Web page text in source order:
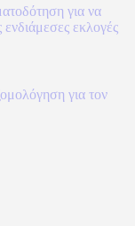
για να
ενδιάμεσες εκλογές
για τον